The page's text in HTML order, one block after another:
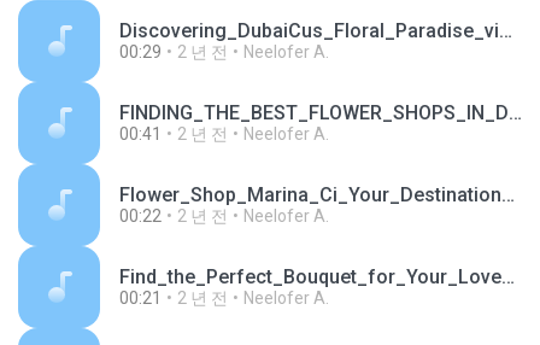
Discovering_DubaiCus_Floral_Paradise_via_Flower_Sh.mp3
00:29 2 년 전 Neelofer A.
FINDING_THE_BEST_FLOWER_SHOPS_IN_DUBAI.mp3
00:41 2 년 전 Neelofer A.
Flower_Shop_Marina_Ci_Your_Destination_for_Fresh_B.mp3
00:22 2 년 전 Neelofer A.
Find_the_Perfect_Bouquet_for_Your_Loved_One.mp3
00:21 2 년 전 Neelofer A.